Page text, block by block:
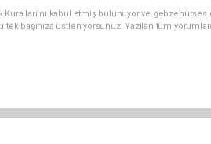
Kuralları’nı kabul etmiş bulunuyor ve
tek başınıza üstleniyorsunuz. Yazılan tüm